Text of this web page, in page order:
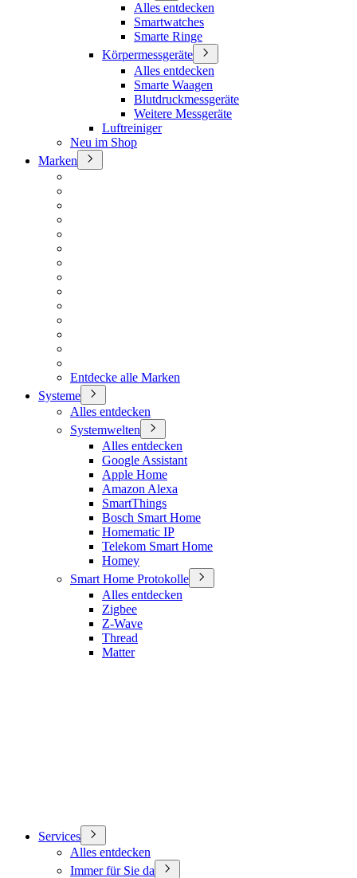
Alles entdecken
Smartwatches
Smarte Ringe
Körpermessgeräte
Alles entdecken
Smarte Waagen
Blutdruckmessgeräte
Weitere Messgeräte
Luftreiniger
Neu im Shop
Marken
Entdecke alle Marken
Systeme
Alles entdecken
Systemwelten
Alles entdecken
Google Assistant
Apple Home
Amazon Alexa
SmartThings
Bosch Smart Home
Homematic IP
Telekom Smart Home
Homey
Smart Home Protokolle
Alles entdecken
Zigbee
Z-Wave
Thread
Matter
Services
Alles entdecken
Immer für Sie da